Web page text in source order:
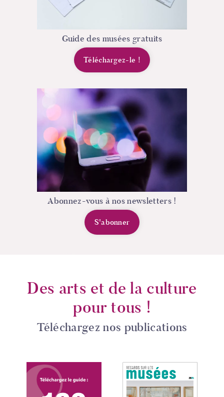
Guide des musées gratuits
Téléchargez-le !
Abonnez-vous à nos newsletters !
S'abonner
Des arts et de la culture
pour tous !
Téléchargez nos publications